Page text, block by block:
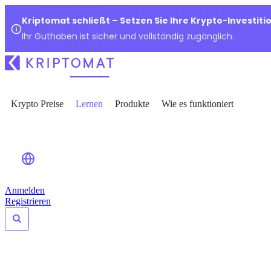
Kriptomat schließt – Setzen Sie Ihre Krypto-
Ihr Guthaben ist sicher und vollständig zugänglich.
Krypto Preise Lernen Produkte Wie es funktioniert
Anmelden
Registrieren